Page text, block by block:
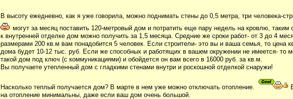
В высоту ежедневно, как я уже говорила, можно поднимать стены до 0,5 метра, три человека-
могут за месяц поставить 120-метровый дом и потратить еще пару недель на кровлю, таким
к внутренней отделке дом можно получить за 1,5 месяца. Средние же сроки работ- от 3 до 4
размерами 200 кв.м вам понадобится 5 человек. Если строители- это вы и ваша семья, то цена
дома будет 10-12 тыс. руб. Если же способных и работящих в вашем окружении не имеется- то
такой дом под ключ (с коммуникациями) и обойдется он вам всего в 16000 руб. за кв.м.
Вы получаете утепленный дом с гладкими стенами внутри и роскошной отделкой снаружи!
Насколько теплый получается дом? В марте в нем уже можно отключать отопление.
на отопление минимальны, даже если ваш дом очень большой.